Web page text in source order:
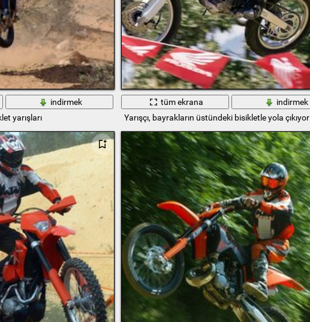
indirmek
yarışları
tüm ekrana
indirmek
Yarışçı, bayrakların üstündeki bisikletle yola çıkıyor